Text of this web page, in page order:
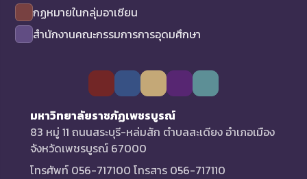
กฏหมายในกลุ่มอาเซียน
สำนักงานคณะกรรมการการอุดมศึกษา
มหาวิทยาลัยราชภัฏเพชรบูรณ์
83 หมู่ 11 ถนนสระบุรี-หล่มสัก ตำบลสะเดียง อำเภอเมือง
จังหวัดเพชรบูรณ์ 67000
โทรศัพท์ 056-717100 โทรสาร 056-717110